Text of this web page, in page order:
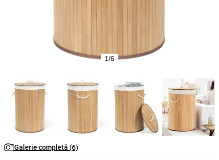
1/6
Galerie completă (6)